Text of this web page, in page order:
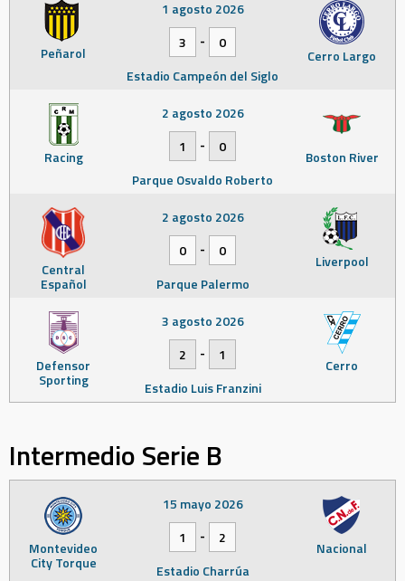
Peñarol Cerro Largo
1 agosto 2026
3
-
0
Estadio Campeón del Siglo
Racing Boston River
2 agosto 2026
1
-
0
Parque Osvaldo Roberto
Central
Español
Liverpool
2 agosto 2026
0
-
0
Parque Palermo
Defensor
Sporting
Cerro
3 agosto 2026
2
-
1
Estadio Luis Franzini
Intermedio Serie B
Montevideo
City Torque
Nacional
15 mayo 2026
1
-
2
Estadio Charrúa